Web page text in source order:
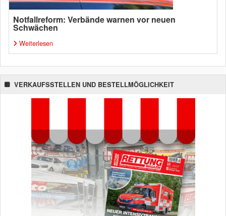
Notfallreform: Verbände warnen vor neuen
Schwächen
Weiterlesen
VERKAUFSSTELLEN UND BESTELLMÖGLICHKEIT